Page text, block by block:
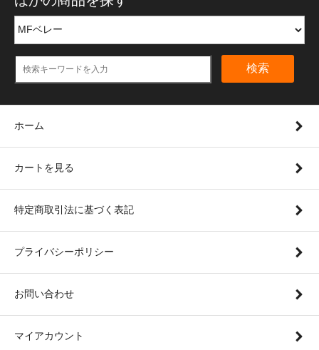
検索
ホーム
カートを見る
特定商取引法に基づく表記
プライバシーポリシー
お問い合わせ
マイアカウント